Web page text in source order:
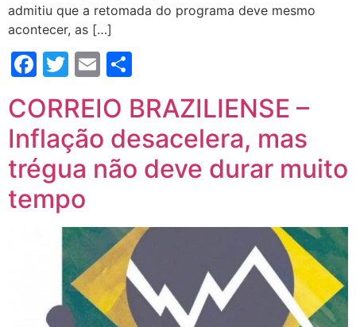
admitiu que a retomada do programa deve mesmo
acontecer, as […]
Facebook
Twitter
Email
CORREIO BRAZILIENSE –
Inflação desacelera, mas
trégua não deve durar muito
tempo